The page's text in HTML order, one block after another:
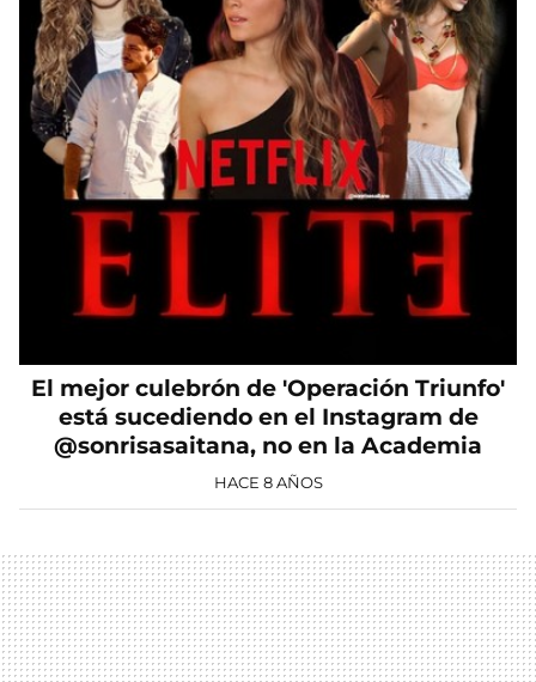
El mejor culebrón de 'Operación Triunfo'
está sucediendo en el Instagram de
@sonrisasaitana, no en la Academia
HACE 8 AÑOS